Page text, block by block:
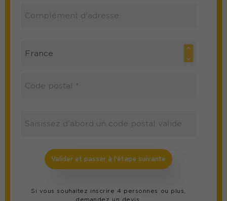
Valider et passer à l'étape suivante
Si vous souhaitez inscrire 4 personnes ou plus,
demandez un devis.